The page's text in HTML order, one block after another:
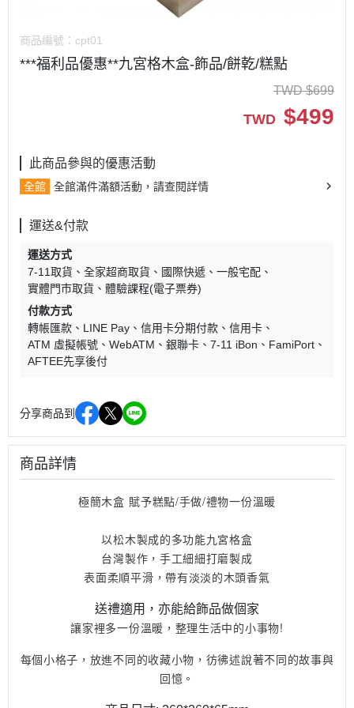
商品編號： cpt01
***福利品優惠**九宮格木盒-飾品/餅乾/糕點
TWD $699
TWD $499
此商品參與的優惠活動
全館 全館滿件滿額活動，請查閱詳情
運送&付款
運送方式
7-11取貨
全家超商取貨 國際快遞
一般宅配
實體門市取貨
體驗課程(電子票券)
付款方式
轉帳匯款
LINE Pay 信用卡分期付款
信用卡
ATM 虛擬帳號
WebATM 銀聯卡 7-11 iBon
FamiPort
AFTEE先享後付
分享商品到
商品詳情
極簡木盒 賦予糕點/手做/禮物一份溫暖
以松木製成的多功能九宮格盒
台灣製作，手工細細打磨製成
表面柔順平滑，帶有淡淡的木頭香氣
送禮適用，亦能給飾品做個家
讓家裡多一份溫暖，整理生活中的小事物!
每個小格子， 放進不同的收藏小物，彷彿述說著不同的故事與
回憶。